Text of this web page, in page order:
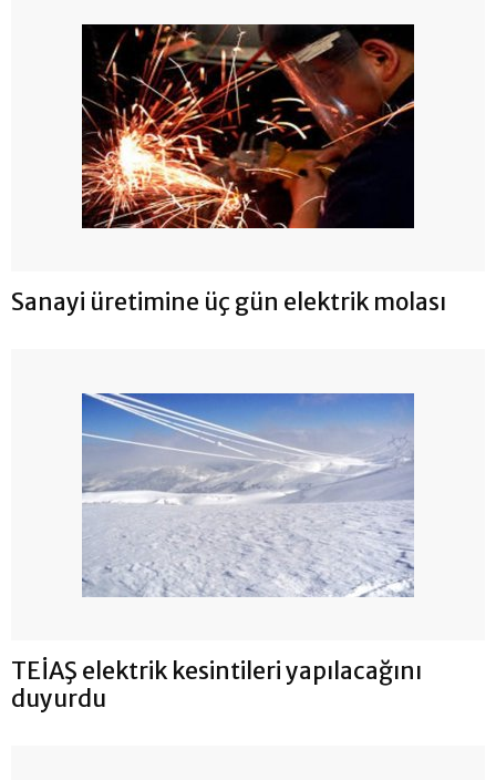
Sanayi üretimine üç gün elektrik molası
TEİAŞ elektrik kesintileri yapılacağını
duyurdu